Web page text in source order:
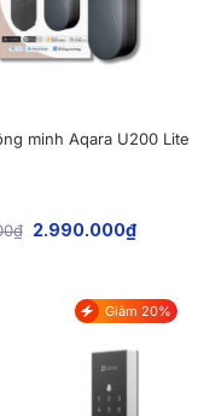
minh Aqara U200 Lite
₫ 2.990.000₫
Giảm 20%